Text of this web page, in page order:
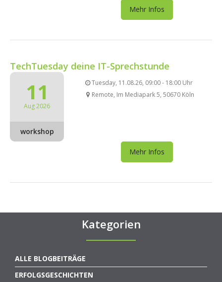
Mehr Infos
TechTuesday deine IT-Sprechstunde
11
Aug 2026
workshop
Tuesday, 11.08.26, 09:00 - 18:00 Uhr
Remote, Im Mediapark 5, 50670 Köln
Mehr Infos
Kategorien
ALLE BLOGBEITRÄGE
ERFOLGSGESCHICHTEN